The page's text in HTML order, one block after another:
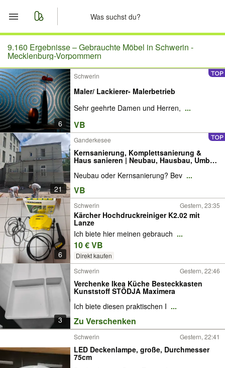
Start
Merkliste
Nachrichten
Anzeige aufgeben
9.160 Ergebnisse –Gebrauchte Möbel in Schwerin -
Mecklenburg-Vorpommern
6
Schwerin
Maler/ Lackierer- Malerbetrieb
Sehr geehrte Damen und Herren, ...
VB
21
Ganderkesee
Kernsanierung, Komplettsanierung &
Haus sanieren | Neubau, Hausbau, Umbau
Fachbetriebe & Sanierungsfirma | Angebot
prüfen | Vor-Ort-Beratung | Bremen,
Oldenburg, Hamburg
Neubau oder Kernsanierung? Bev ...
VB
6
Schwerin Gestern, 23:35
Kärcher Hochdruckreiniger K2.02 mit
Lanze
Ich biete hier meinen gebrauch ...
10 € VB
Direkt kaufen
3
Schwerin Gestern, 22:46
Verchenke Ikea Küche Besteckkasten
Kunststoff STÖDJA Maximera
Ich biete diesen praktischen I ...
Zu Verschenken
Schwerin Gestern, 22:41
LED Deckenlampe, große, Durchmesser
75cm